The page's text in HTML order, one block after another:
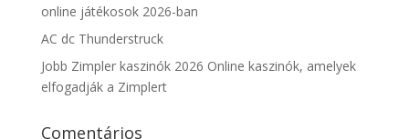
online játékosok 2026-ban
AC dc Thunderstruck
Jobb Zimpler kaszinók 2026 Online kaszinók, amelyek
elfogadják a Zimplert
Comentários